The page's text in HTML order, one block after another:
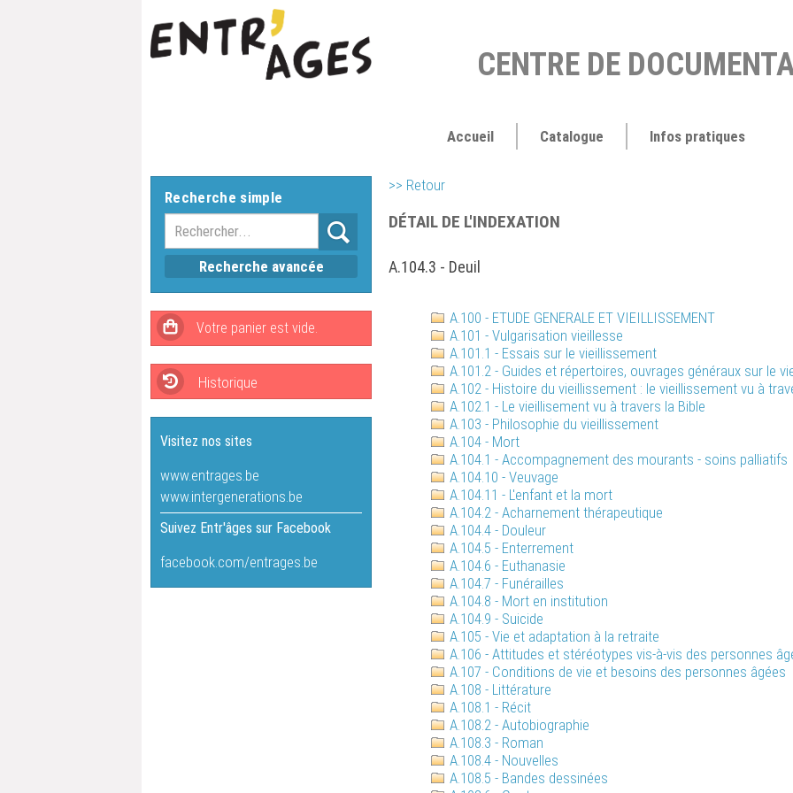
CENTRE DE
Accueil Catalogue Infos pratiques
>> Retour
DÉTAIL DE L'INDEXATION
A.104.3 - Deuil
A.100 - ETUDE GENERALE ET VIEILLISSEMENT
A.101 - Vulgarisation vieillesse
A.101.1 - Essais sur le vieillissement
A.101.2 - Guides et répertoires, ouvrages généraux sur le
A.102 - Histoire du vieillissement : le vieillissement vu à
A.102.1 - Le vieillisement vu à travers la Bible
A.103 - Philosophie du vieillissement
A.104 - Mort
A.104.1 - Accompagnement des mourants - soins palliatifs
A.104.10 - Veuvage
A.104.11 - L'enfant et la mort
A.104.2 - Acharnement thérapeutique
A.104.4 - Douleur
A.104.5 - Enterrement
A.104.6 - Euthanasie
A.104.7 - Funérailles
A.104.8 - Mort en institution
A.104.9 - Suicide
A.105 - Vie et adaptation à la retraite
A.106 - Attitudes et stéréotypes vis-à-vis des personnes
A.107 - Conditions de vie et besoins des personnes âgées
A.108 - Littérature
A.108.1 - Récit
A.108.2 - Autobiographie
A.108.3 - Roman
A.108.4 - Nouvelles
A.108.5 - Bandes dessinées
Recherche simple
Recherche avancée
Historique
Visitez nos sites
www.entrages.be
www.intergenerations.be
Suivez Entr'âges sur Facebook
facebook.com/entrages.be